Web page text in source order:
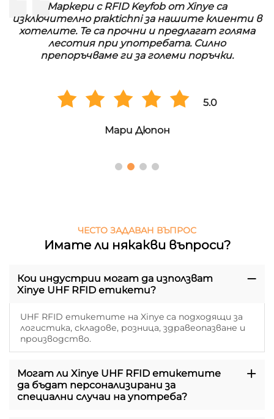
Маркери с RFID Keyfob от Xinye са
изключително praktichni за нашите клиенти в
хотелите. Те са прочни и предлагат голяма
лесотия при употребата. Силно
препоръчваме ги за големи поръчки.
5.0
Мари Дюпон
ЧЕСТО ЗАДАВАН ВЪПРОС
Имате ли някакви въпроси?
Кои индустрии могат да използват
Xinye UHF RFID етикети?
UHF RFID етикетите на Xinye са подходящи за
логистика, складове, розница, здравеопазване и
производство.
Могат ли Xinye UHF RFID етикетите
да бъдат персонализирани за
специални случаи на употреба?